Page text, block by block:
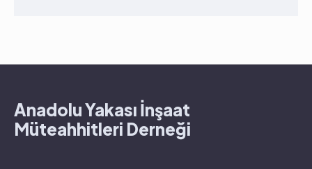
Anadolu Yakası İnşaat
Müteahhitleri Derneği